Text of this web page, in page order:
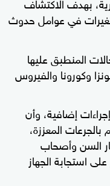
في عوامل حدوث
المنطبق عليها
وكورونا والفيروس
إضافية، وأن
المعززة،
السن وأصحاب
استجابة الجهاز